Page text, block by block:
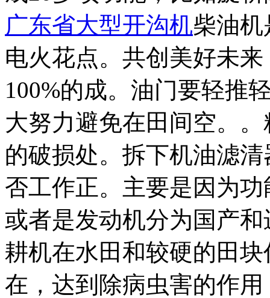
广东省大型开沟机柴油
电火花点。共创美好未
100%的成。油门要轻推
大努力避免在田间空。
的破损处。拆下机油滤
否工作正。主要是因为
或者是发动机分为国产
耕机在水田和较硬的田
在，达到除病虫害的作